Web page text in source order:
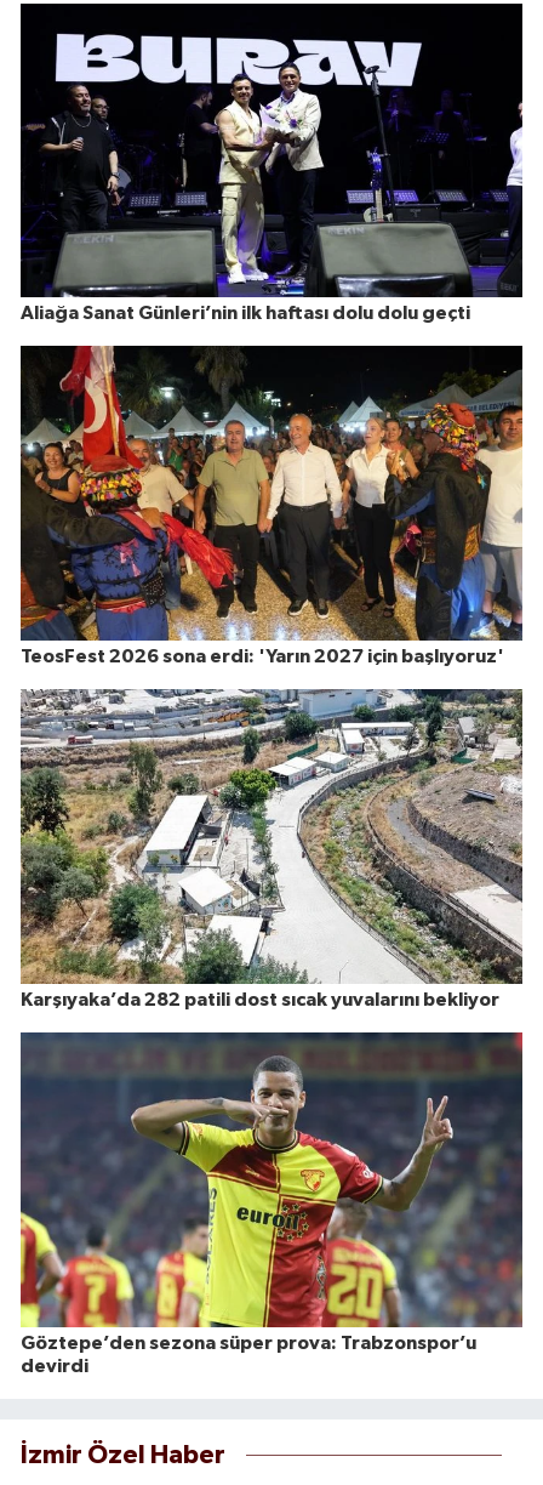
Aliağa Sanat Günleri’nin ilk haftası dolu dolu geçti
TeosFest 2026 sona erdi: 'Yarın 2027 için başlıyoruz'
Karşıyaka’da 282 patili dost sıcak yuvalarını bekliyor
Göztepe’den sezona süper prova: Trabzonspor’u
devirdi
İzmir Özel Haber